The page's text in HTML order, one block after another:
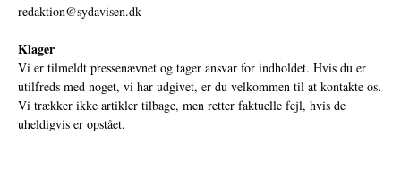
redaktion@sydavisen.dk
Klager
Vi er tilmeldt pressenævnet og tager ansvar for indholdet. Hvis du er
utilfreds med noget, vi har udgivet, er du velkommen til at kontakte os.
Vi trækker ikke artikler tilbage, men retter faktuelle fejl, hvis de
uheldigvis er opstået.